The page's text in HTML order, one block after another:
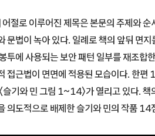
절로 이루어진 제목은 본문의 주제와
문법이 녹아 있다. 일례로 책의 앞뒤 면
투에 사용되는 보안 패턴 일부를 재조합
접근법이 면면에 적용된 모습이다. 한
슬기와 민 그림 1~14〉가 열리고 있다.
의도적으로 배제한 슬기와 민의 작품 14